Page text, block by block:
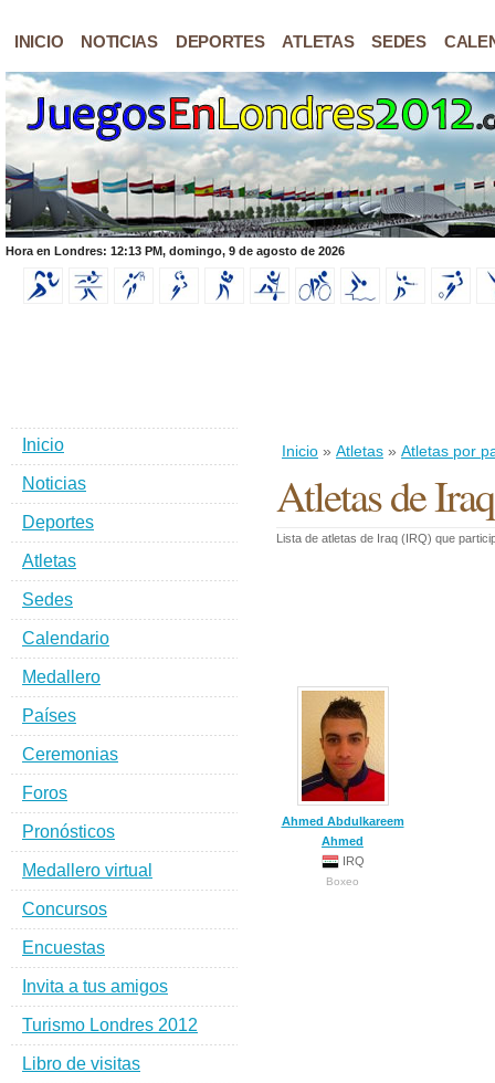
INICIO NOTICIAS DEPORTES ATLETAS SEDES
Hora en Londres: 12:13 PM, domingo, 9 de agosto de 2026
Inicio » Atletas » Atletas por
Atletas de
Lista de atletas de Iraq (IRQ) que
Ahmed Abdulkareem
Ahmed
IRQ
Boxeo
Inicio
Noticias
Deportes
Atletas
Sedes
Calendario
Medallero
Países
Ceremonias
Foros
Pronósticos
Medallero virtual
Concursos
Encuestas
Invita a tus amigos
Turismo Londres 2012
Libro de visitas